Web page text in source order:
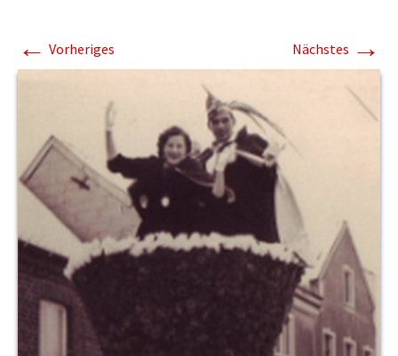
← Vorheriges Nächstes →